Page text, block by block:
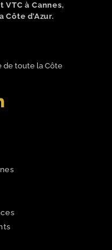
VTC à Cannes,
d’Azur.
de toute la Côte